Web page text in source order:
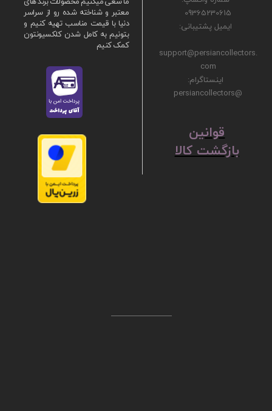
معتبر و شناخته شده رو از سراسر
دنیا با قیمت مناسب تهیه کنیم و
بتونیم به کامل شدن کلکسیونتون
کمک کنیم
09365230615
ایمیل پشتیبانی:
support@persiancollectors.
com
اینستاگرام:
@persiancollectors
ق​​​​​​​وانین
بازگشت کالا